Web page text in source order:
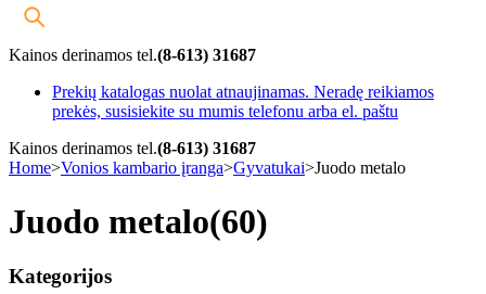
Kainos derinamos tel.(8-613) 31687
Prekių katalogas nuolat atnaujinamas. Neradę reikiamos
prekės, susisiekite su mumis telefonu arba el. paštu
Kainos derinamos tel.(8-613) 31687
Home>Vonios kambario įranga>Gyvatukai>Juodo metalo
Juodo metalo(60)
Kategorijos